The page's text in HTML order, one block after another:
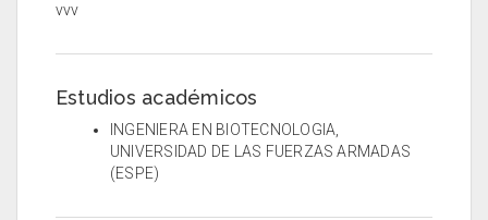
vvv
Estudios académicos
INGENIERA EN BIOTECNOLOGIA,
UNIVERSIDAD DE LAS FUERZAS ARMADAS
(ESPE)